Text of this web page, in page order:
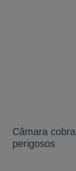
Câmara
perigosos